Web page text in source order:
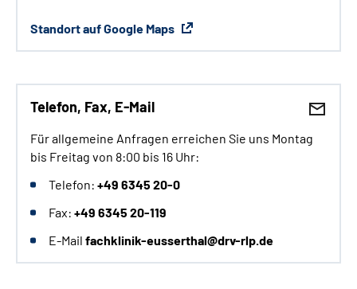
Standort auf Google Maps
Telefon, Fax, E-Mail
Für allgemeine Anfragen erreichen Sie uns Montag
bis Freitag von 8:00 bis 16 Uhr:
Telefon: +49 6345 20-0
Fax: +49 6345 20-119
E-Mail fachklinik-eusserthal@drv-rlp.de